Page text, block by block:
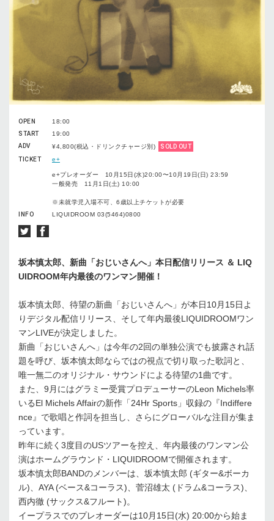
OPEN
18:00
START
19:00
ADV
¥4,800(税込・ドリンクチャージ別)
SOLD OUT
TICKET
e+
e+プレオーダー 10月15日(水)20:00〜10月19日(日) 23:59
一般発売 11月1日(土) 10:00
※未就学児入場不可、6歳以上チケットが必要
INFO
LIQUIDROOM 03(5464)0800
坂本慎太郎、新曲「おじいさんへ」本日配信リリース ＆ LIQ
UIDROOM年内最後のワンマン開催！
坂本慎太郎、待望の新曲「おじいさんへ」が本日10月15日よ
りデジタル配信リリース、そして年内最後LIQUIDROOMワン
マンLIVEが決定しました。
新曲「おじいさんへ」は今年の2回の単独公演でも披露され話
題を呼び、坂本慎太郎ならではの視点で切り取った歌詞と、
唯一無二のオリジナル・サウンドによる待望の1曲です。
また、9月にはグラミー受賞プロデューサーのLeon Michels率
いるEl Michels Affairの新作「24Hr Sports」収録の『Indiffere
nce』で歌唱と作詞を担当し、さらにグローバルな注目が集ま
っています。
昨年に続く3度目のUSツアーを控え、年内最後のワンマン公
演はホームグラウンド・LIQUIDROOMで開催されます。
坂本慎太郎BANDのメンバーは、坂本慎太郎 (ギター&ボーカ
ル)、AYA (ベース&コーラス)、菅沼雄太 (ドラム&コーラス)、
西内徹 (サックス&フルート)。
イープラスでのプレオーダーは10月15日(水) 20:00から始ま